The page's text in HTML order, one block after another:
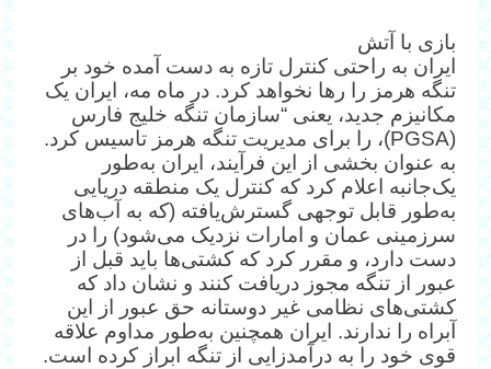
بازی با آتش
ایران به راحتی کنترل تازه به دست آمده خود بر
تنگه هرمز را رها نخواهد کرد. در ماه مه، ایران یک
مکانیزم جدید، یعنی “سازمان تنگه خلیج فارس
(PGSA)، را برای مدیریت تنگه هرمز تاسیس کرد.
به عنوان بخشی از این فرآیند، ایران به‌طور
یک‌جانبه اعلام کرد که کنترل یک منطقه دریایی
به‌طور قابل توجهی گسترش‌یافته (که به آب‌های
سرزمینی عمان و امارات نزدیک می‌شود) را در
دست دارد، و مقرر کرد که کشتی‌ها باید قبل از
عبور از تنگه مجوز دریافت کنند و نشان داد که
کشتی‌های نظامی غیر دوستانه حق عبور از این
آبراه را ندارند. ایران همچنین به‌طور مداوم علاقه
قوی خود را به درآمدزایی از تنگه ابراز کرده است.